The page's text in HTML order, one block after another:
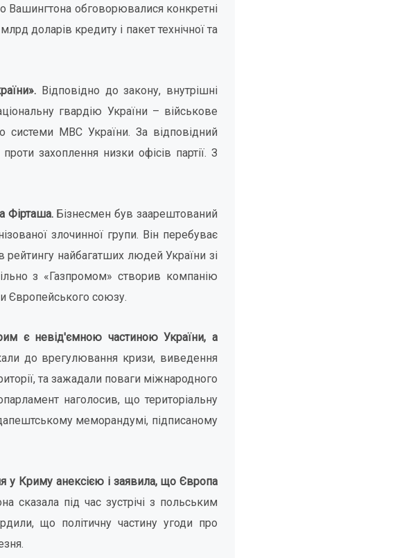
Вашингтона обговорювалися конкретні
доларів кредиту і пакет технічної та
Відповідно до закону, внутрішні
гвардію України – військове
МВС України. За відповідний
захоплення низки офісів партії. З
Фірташа. Бізнесмен був заарештований
злочинної групи. Він перебуває
найбагатших людей України зі
з «Газпромом» створив компанію
Європейського союзу.
є невід'ємною частиною України, а
до врегулювання кризи, виведення
та зажадали поваги міжнародного
наголосив, що територіальну
меморандумі, підписаному
у Криму анексією і заявила, що Європа
сказала під час зустрічі з польським
що політичну частину угоди про